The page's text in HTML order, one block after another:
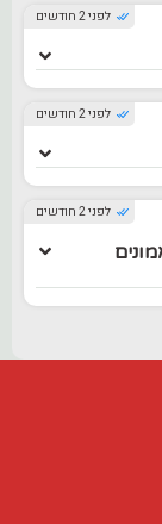
לפני 2 חודשים
לפני 2 חודשים
לפני 2 חודשים